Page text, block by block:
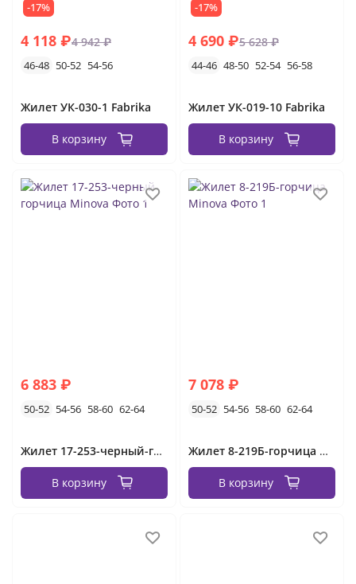
-17%
4 118 ₽4 942 ₽
46-48 50-52 54-56
Жилет УК-030-1 Fabrika
В корзину
-17%
4 690 ₽5 628 ₽
44-46 48-50 52-54 56-58
Жилет УК-019-10 Fabrika
В корзину
6 883 ₽
50-52 54-56 58-60 62-64
Жилет 17-253-черный-горчица Minova
В корзину
7 078 ₽
50-52 54-56 58-60 62-64
Жилет 8-219Б-горчица Minova
В корзину